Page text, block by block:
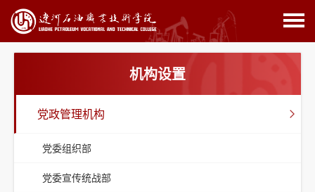
机构设置
党政管理机构
党委组织部
党委宣传统战部